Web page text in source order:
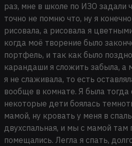
раз, мне в школе по ИЗО задали
точно не помню что, ну я
рисовала, а рисовала я
когда моё творение было
портфель, и так как было
карандаши я сложить забыла, а
я не слаживала, то есть
вообще в комнате. Я была
некоторые дети боялась
мамой, ну кровать у меня в
двухспальная, и мы с мамой там
помещались. Легла я спать,